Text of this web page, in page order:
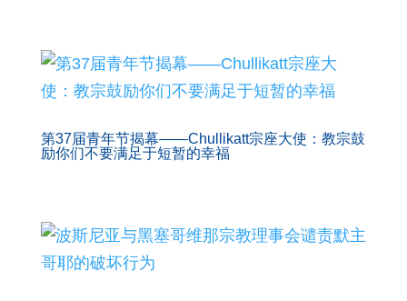
第37届青年节揭幕——Chullikatt宗座大使：教宗鼓
励你们不要满足于短暂的幸福